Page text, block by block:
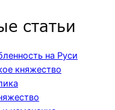
статьи
на Руси
княжество